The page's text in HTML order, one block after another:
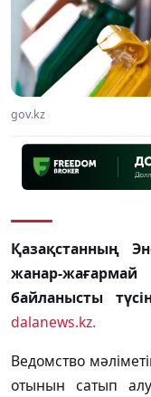
gov.kz
Қазақстанның
жанар-жағармай
байланысты
dalanews.kz.
Ведомство
отынын сатып